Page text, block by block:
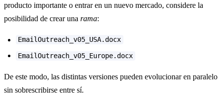
producto importante o entrar en un nuevo mercado, considere la
posibilidad de crear una rama:
EmailOutreach_v05_USA.docx
EmailOutreach_v05_Europe.docx
De este modo, las distintas versiones pueden evolucionar en paralelo
sin sobrescribirse entre sí.